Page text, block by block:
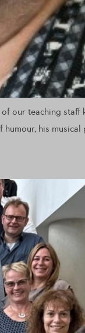
our teaching
his musical